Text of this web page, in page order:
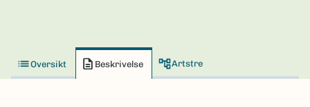
Oversikt Beskrivelse Artstre